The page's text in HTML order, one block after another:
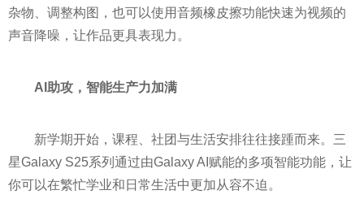
杂物、调整构图，也可以使用音频橡皮擦功能快速为视频的
声音降噪，让作品更具表现力。
AI 助攻， 智能生产力加满
新学期开始，课程、社团与生活安排往往接踵而来。三
星Galaxy S25系列通过由Galaxy AI赋能的多项智能功能，让
你可以在繁忙学业和日常生活中更加从容不迫。